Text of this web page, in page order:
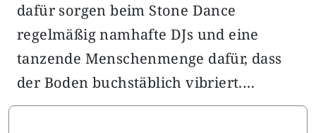
dafür sorgen beim Stone Dance
regelmäßig namhafte DJs und eine
tanzende Menschenmenge dafür, dass
der Boden buchstäblich vibriert.…